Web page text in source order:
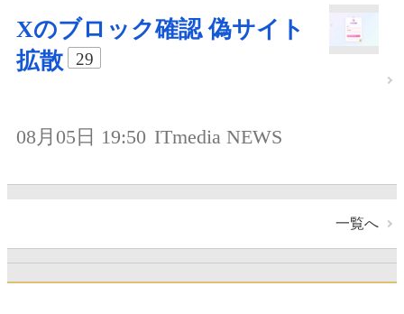
Xのブロック確認 偽サイト
拡散
29
08月05日 19:50 ITmedia NEWS
一覧へ